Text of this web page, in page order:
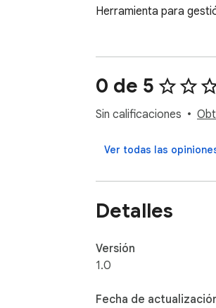
Herramienta para
0 de 5
Sin calificaciones
Ver todas las
Detalles
Versión
1.0
Fecha de